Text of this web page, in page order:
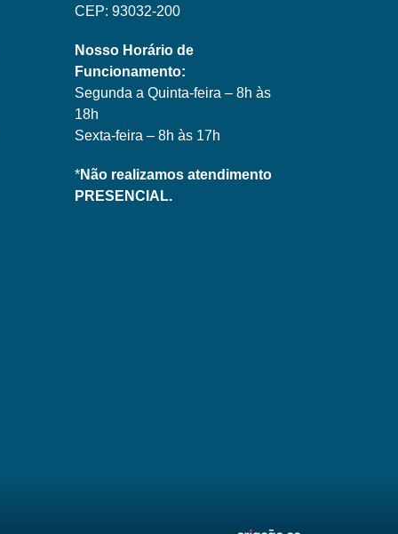
CEP: 93032-200
Nosso Horário de
Funcionamento:
Segunda a Quinta-feira – 8h às
18h
Sexta-feira – 8h às 17h
*Não realizamos atendimento
PRESENCIAL.